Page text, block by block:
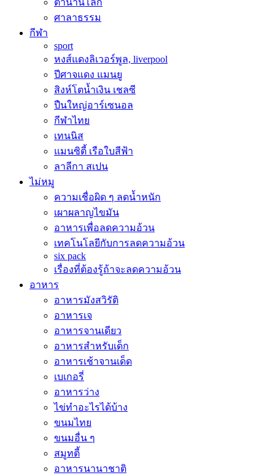
ตำนานโลก
ศาลาธรรม
กีฬา
sport
หงส์แดงลิเวอร์พูล, liverpool
ปีศาจแดง แมนยู
สิงห์โตน้ำเงิน เชลซี
ปืนใหญ่อาร์เซนอล
กีฬาไทย
เทนนิส
แมนซิตี้ เรือใบสีฟ้า
ลาลีกา สเปน
ไม่หมู
ความเชื่อผิด ๆ ลดน้ำหนัก
เผาผลาญไขมัน
อาหารเพื่อลดความอ้วน
เทคโนโลยีกับการลดความอ้วน
six pack
เรื่องที่ต้องรู้ถ้าจะลดความอ้วน
อาหาร
อาหารมังสวิรัติ
อาหารเจ
อาหารจานเดียว
อาหารสำหรับเด็ก
อาหารเช้าจานเด็ด
เบเกอรี่
อาหารว่าง
ไข่ทำอะไรได้บ้าง
ขนมไทย
ขนมอื่น ๆ
สมูทตี้
อาหารนานาชาติ